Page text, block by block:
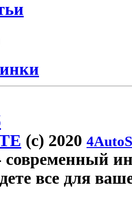
(c) 2020
современный
все для